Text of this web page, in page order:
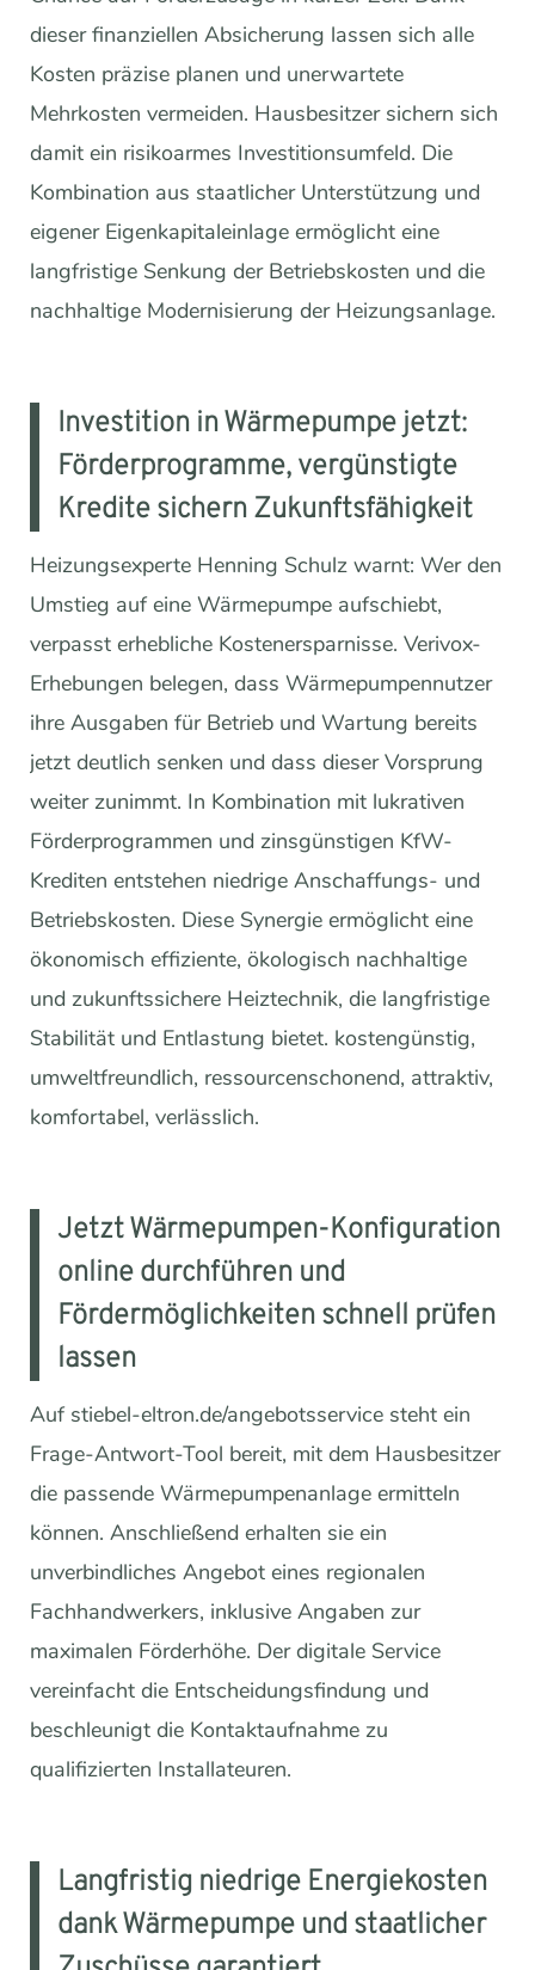
dieser finanziellen Absicherung lassen sich alle
Kosten präzise planen und unerwartete
Mehrkosten vermeiden. Hausbesitzer sichern sich
damit ein risikoarmes Investitionsumfeld. Die
Kombination aus staatlicher Unterstützung und
eigener Eigenkapitaleinlage ermöglicht eine
langfristige Senkung der Betriebskosten und die
nachhaltige Modernisierung der Heizungsanlage.
Investition in Wärmepumpe jetzt:
Förderprogramme, vergünstigte
Kredite sichern Zukunftsfähigkeit
Heizungsexperte Henning Schulz warnt: Wer den
Umstieg auf eine Wärmepumpe aufschiebt,
verpasst erhebliche Kostenersparnisse. Verivox-
Erhebungen belegen, dass Wärmepumpennutzer
ihre Ausgaben für Betrieb und Wartung bereits
jetzt deutlich senken und dass dieser Vorsprung
weiter zunimmt. In Kombination mit lukrativen
Förderprogrammen und zinsgünstigen KfW-
Krediten entstehen niedrige Anschaffungs- und
Betriebskosten. Diese Synergie ermöglicht eine
ökonomisch effiziente, ökologisch nachhaltige
und zukunftssichere Heiztechnik, die langfristige
Stabilität und Entlastung bietet. kostengünstig,
umweltfreundlich, ressourcenschonend, attraktiv,
komfortabel, verlässlich.
Jetzt Wärmepumpen-Konfiguration
online durchführen und
Fördermöglichkeiten schnell prüfen
lassen
Auf stiebel-eltron.de/angebotsservice steht ein
Frage-Antwort-Tool bereit, mit dem Hausbesitzer
die passende Wärmepumpenanlage ermitteln
können. Anschließend erhalten sie ein
unverbindliches Angebot eines regionalen
Fachhandwerkers, inklusive Angaben zur
maximalen Förderhöhe. Der digitale Service
vereinfacht die Entscheidungsfindung und
beschleunigt die Kontaktaufnahme zu
qualifizierten Installateuren.
Langfristig niedrige Energiekosten
dank Wärmepumpe und staatlicher